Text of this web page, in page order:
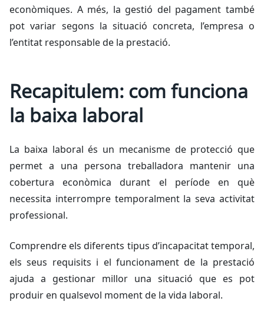
econòmiques. A més, la gestió del pagament també
pot variar segons la situació concreta, l’empresa o
l’entitat responsable de la prestació.
Recapitulem: com funciona
la baixa laboral
La baixa laboral és un mecanisme de protecció que
permet a una persona treballadora mantenir una
cobertura econòmica durant el període en què
necessita interrompre temporalment la seva activitat
professional.
Comprendre els diferents tipus d’incapacitat temporal,
els seus requisits i el funcionament de la prestació
ajuda a gestionar millor una situació que es pot
produir en qualsevol moment de la vida laboral.